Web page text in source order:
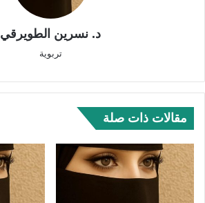
د. نسرين الطويرقي
تربوية
مقالات ذات صلة